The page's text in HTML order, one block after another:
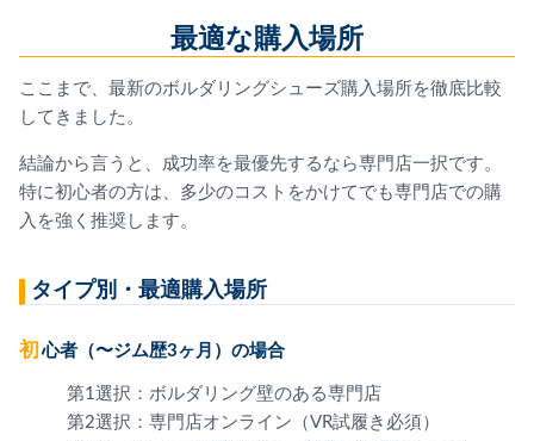
最適な購入場所
ここまで、最新のボルダリングシューズ購入場所を徹底比較
してきました。
結論から言うと、成功率を最優先するなら専門店一択です。
特に初心者の方は、多少のコストをかけてでも専門店での購
入を強く推奨します。
タイプ別・最適購入場所
初心者（〜ジム歴3ヶ月）の場合
第1選択：ボルダリング壁のある専門店
第2選択：専門店オンライン（VR試履き必須）